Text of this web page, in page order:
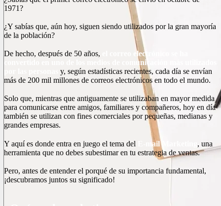
1971?
¿Y sabías que, aún hoy, siguen siendo utilizados por la gran mayoría
de la población?
De hecho, después de 50 años,
el correo electrónico se ha
convertido en uno de los medios de comunicación más utilizados
y, según estadísticas recientes, cada día se envían
más de 200 mil millones de correos electrónicos en todo el mundo.
Solo que, mientras que antiguamente se utilizaban en mayor medida
para comunicarse entre amigos, familiares y compañeros, hoy en día
también se utilizan con fines comerciales por pequeñas, medianas y
grandes empresas.
Y aquí es donde entra en juego el tema del E-mail Marketing , una
herramienta que no debes subestimar en tu estrategia de ventas.
Pero, antes de entender el porqué de su importancia fundamental,
¡descubramos juntos su significado!